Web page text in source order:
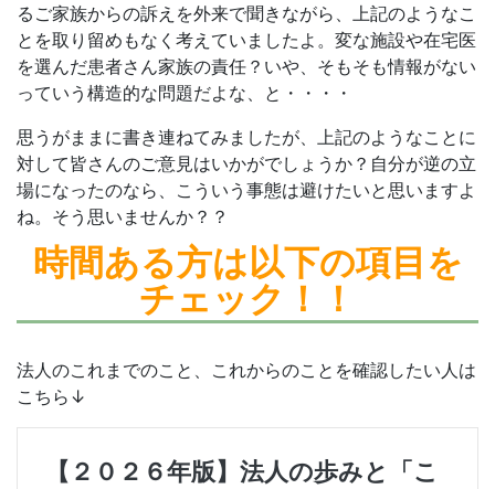
るご家族からの訴えを外来で聞きながら、上記のようなこ
とを取り留めもなく考えていましたよ。変な施設や在宅医
を選んだ患者さん家族の責任？いや、そもそも情報がない
っていう構造的な問題だよな、と・・・・
思うがままに書き連ねてみましたが、上記のようなことに
対して皆さんのご意見はいかがでしょうか？自分が逆の立
場になったのなら、こういう事態は避けたいと思いますよ
ね。そう思いませんか？？
時間ある方は以下の項目を
チェック！！
法人のこれまでのこと、これからのことを確認したい人は
こちら↓